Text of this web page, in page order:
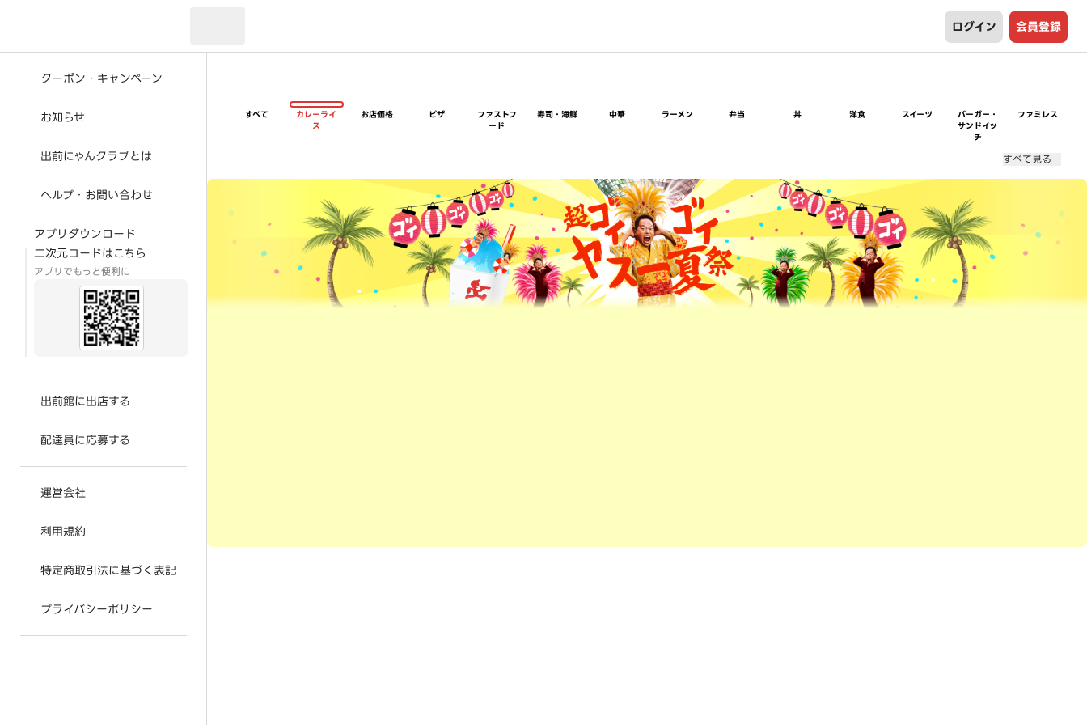
ログイン 会員登録
クーポン・キャンペーン
お知らせ
出前にゃんクラブとは
ヘルプ・お問い合わせ
アプリダウンロード
二次元コードはこちら
アプリでもっと便利に
出前館に出店する
配達員に応募する
運営会社
利用規約
特定商取引法に基づく表記
プライバシーポリシー
すべて
カレーライ
ス
お店価格 ピザ
ファストフ
ード
寿司・海鮮 中華 ラーメン 弁当 丼 洋食 スイーツ
バーガー・
サンドイッ
チ
ファミレス
すべて見る
超ゴイゴイヤスー夏祭